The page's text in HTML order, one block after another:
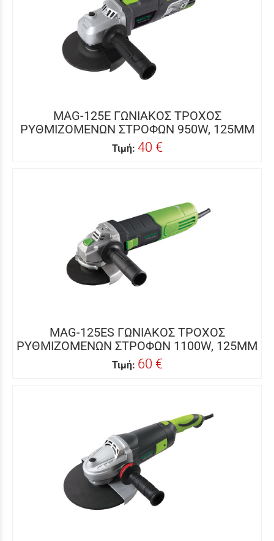
MAG-125E ΓΩΝΙΑΚΟΣ ΤΡΟΧΟΣ
ΡΥΘΜΙΖΟΜΕΝΩΝ ΣΤΡΟΦΩΝ 950W, 125MM
Τιμή: 40 €
MAG-125ES ΓΩΝΙΑΚΟΣ ΤΡΟΧΟΣ
ΡΥΘΜΙΖΟΜΕΝΩΝ ΣΤΡΟΦΩΝ 1100W, 125MM
Τιμή: 60 €